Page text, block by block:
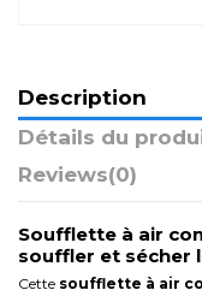
Description
Détails du
Reviews(0)
Soufflette à air
souffler et sécher
Cette soufflette à air